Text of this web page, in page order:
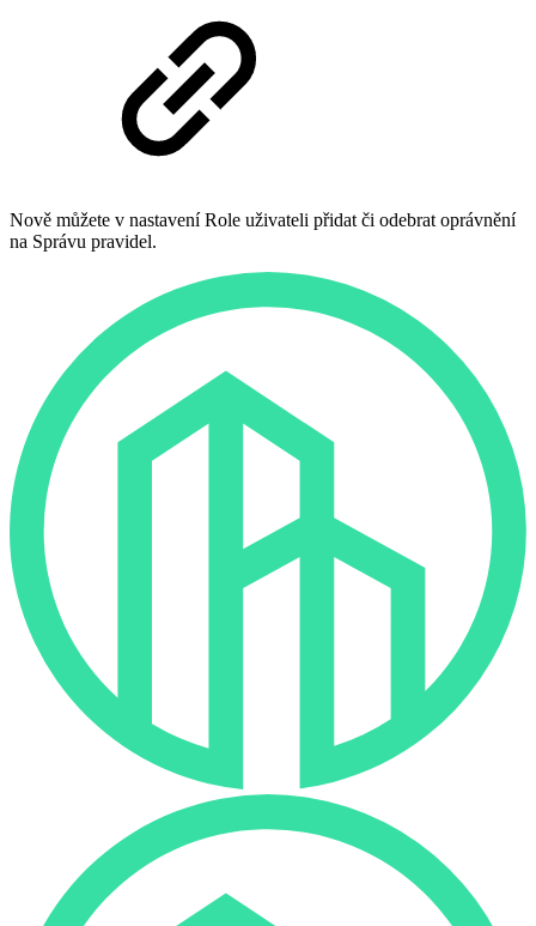
Nově můžete v nastavení Role uživateli přidat či odebrat oprávnění
na Správu pravidel.